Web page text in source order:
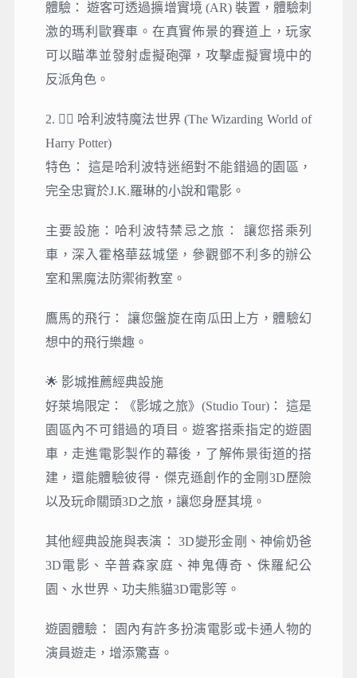
體驗： 遊客可透過擴增實境 (AR) 裝置，體驗刺
激的瑪利歐賽車。在真實佈景的賽道上，玩家
可以瞄準並發射虛擬砲彈，攻擊虛擬實境中的
反派角色。
2. 🧙‍♂️ 哈利波特魔法世界 (The Wizarding World of
Harry Potter)
特色： 這是哈利波特迷絕對不能錯過的園區，
完全忠實於J.K.羅琳的小說和電影。
主要設施： 哈利波特禁忌之旅： 讓您搭乘列
車，深入霍格華茲城堡，參觀鄧不利多的辦公
室和黑魔法防禦術教室。
鷹馬的飛行： 讓您盤旋在南瓜田上方，體驗幻
想中的飛行樂趣。
🌟 影城推薦經典設施
好萊塢限定：《影城之旅》(Studio Tour)： 這是
園區內不可錯過的項目。遊客搭乘指定的遊園
車，走進電影製作的幕後，了解佈景街道的搭
建，還能體驗彼得．傑克遜創作的金剛3D歷險
以及玩命關頭3D之旅，讓您身歷其境。
其他經典設施與表演： 3D變形金剛、神偷奶爸
3D電影、辛普森家庭、神鬼傳奇、侏羅紀公
園、水世界、功夫熊貓3D電影等。
遊園體驗： 園內有許多扮演電影或卡通人物的
演員遊走，增添驚喜。